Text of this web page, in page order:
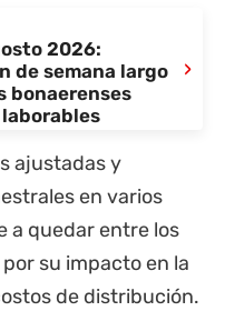
2026:
de semana largo
bonaerenses
›
ajustadas y
en varios
a quedar entre los
su impacto en la
de distribución.